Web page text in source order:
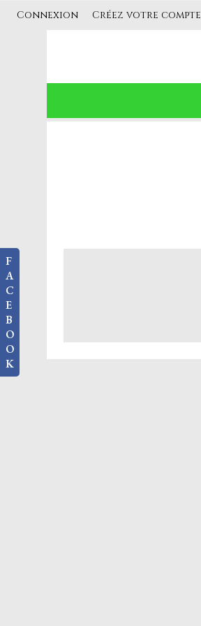
Connexion Créez votre compte
F
A
C
E
B
O
O
K